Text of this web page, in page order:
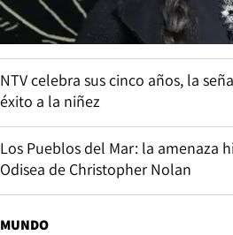
NTV celebra sus cinco años, la
éxito a la niñez
Los Pueblos del Mar: la amenaza
Odisea de Christopher Nolan
MUNDO